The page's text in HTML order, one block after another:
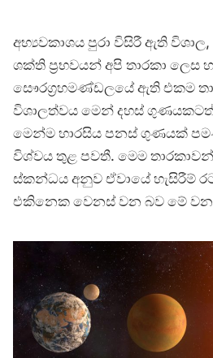
අභ්‍යවකාශය පුරා විසිරී ඇති
ශක්ති ප්‍රභවයන් අපි තාරකා ලෙස
සෞරග්‍රහමණ්ඩලයේ ඇති එකම
විශාලත්වය මෙන් දහස් ගුණයකටත්
මෙන්ම හාරසිය පනස් ගුණයක්
විශ්වය තුළ පවතී. මෙම
ස්කන්ධය අනුව ඒවායේ හැසිරීම්
එකිනෙක වෙනස් වන බව මේ වන